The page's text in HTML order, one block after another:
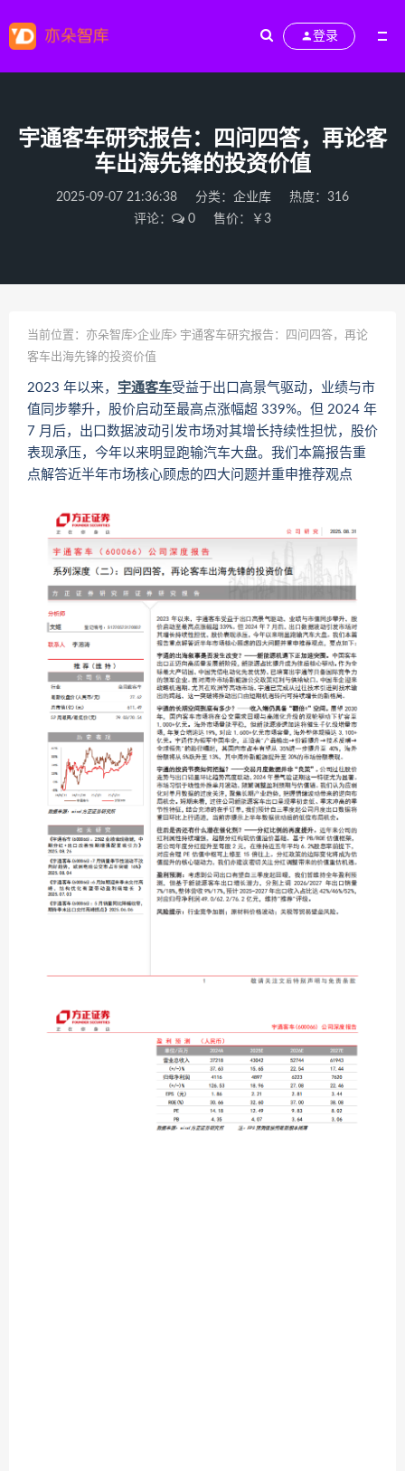
登录
宇通客车研究报告：四问四答，再论客
车出海先锋的投资价值
2025-09-07 21:36:38 分类： 企业库
热度：316
评论：
0 售价：￥3
当前位置： 亦朵智库 企业库
宇通客车研究报告：四问四答，再论
客车出海先锋的投资价值
2023 年以来， 宇通客车受益于出口高景气驱动，业绩与市
值同步攀升，股价启动至最高点涨幅超 339%。但 2024 年
7 月后，出口数据波动引发市场对其增长持续性担忧，股价
表现承压，今年以来明显跑输汽车大盘。我们本篇报告重
点解答近半年市场核心顾虑的四大问题并重申推荐观点